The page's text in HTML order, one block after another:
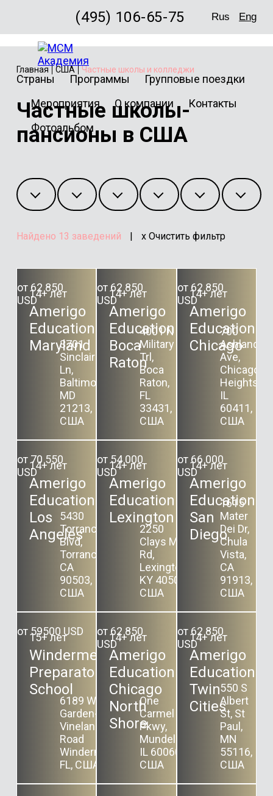
(495) 106-65-75 Rus Eng
Страны Программы
Групповые поездки
Мероприятия
О компании
Контакты
Фотоальбом
Главная США Частные школы и колледжи
Частные школы-
пансионы в США
Найдено 13 заведений | x Очистить фильтр
14+ лет
Amerigo
Education
Maryland
от 62 850
USD
3701
Sinclair
Ln,
Baltimore,
MD
21213,
США
14+ лет
Amerigo
Education
Boca
Raton
от 62 850
USD
4001 N
Military
Trl,
Boca
Raton,
FL
33431,
США
14+ лет
Amerigo
Education
Chicago
от 62 850
USD
700
Ashland
Ave,
Chicago
Heights,
IL
60411,
США
14+ лет
Amerigo
Education
Los
Angeles
от 70 550
USD
5430
Torrance
Blvd,
Torrance,
CA
90503,
США
14+ лет
Amerigo
Education
Lexington
от 54 000
USD
2250
Clays Mill
Rd,
Lexington,
KY 40503,
США
14+ лет
Amerigo
Education
San
Diego
от 66 000
USD
1615
Mater
Dei Dr,
Chula
Vista,
CA
91913,
США
15+ лет
Windermere
Preparatory
School
от 59500 USD
6189 Winter
Garden-
Vineland
Road
Windermere,
FL, США
14+ лет
Amerigo
Education
Chicago
North
Shore
от 62 850
USD
One
Carmel
Pkwy,
Mundelein,
IL 60060,
США
14+ лет
Amerigo
Education
Twin
Cities
от 62 850
USD
550 S
Albert
St, St
Paul,
MN
55116,
США